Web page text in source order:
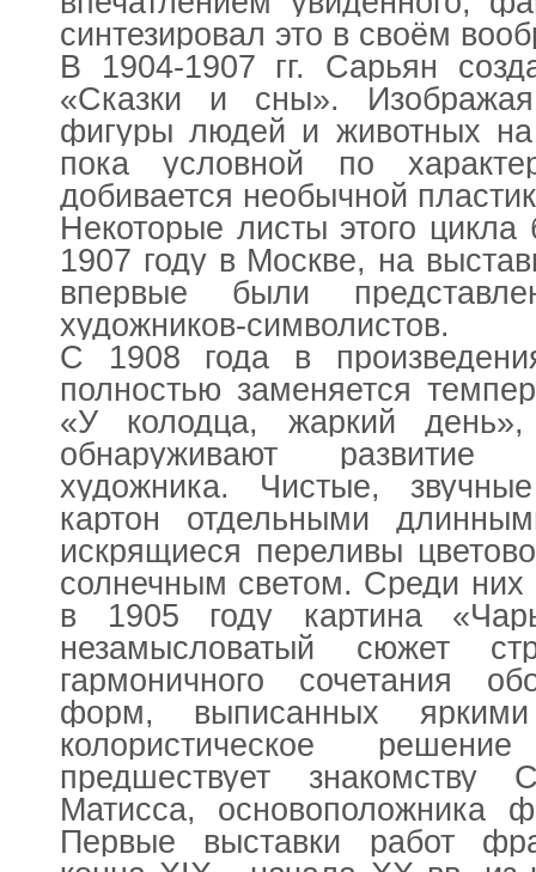
синтезировал это в своём
В 1904-1907 гг. Сарьян
«Сказки и сны».
фигуры людей и животных
пока условной по
добивается необычной
Некоторые листы этого
1907 году в Москве, на
впервые были
художников-символистов.
С 1908 года в
полностью заменяется
«У колодца, жаркий
обнаруживают развитие
художника. Чистые,
картон отдельными
искрящиеся переливы
солнечным светом. Среди них
в 1905 году картина
незамысловатый сюжет
гармоничного сочетания
форм, выписанных
колористическое
предшествует
Матисса, основоположника
Первые выставки работ